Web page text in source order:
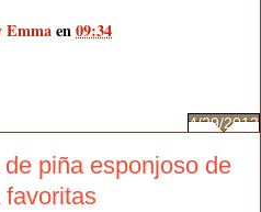
Emmaen09:34
4/29/2013
piña esponjoso de
favoritas